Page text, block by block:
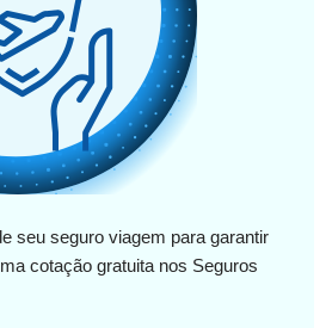
seu seguro viagem para garantir
cotação gratuita nos Seguros